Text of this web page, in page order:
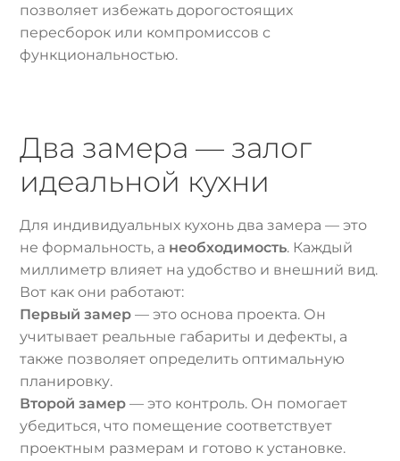
позволяет избежать дорогостоящих
пересборок или компромиссов с
функциональностью.
Два замера — залог
идеальной кухни
Для индивидуальных кухонь два замера — это
не формальность, а необходимость. Каждый
миллиметр влияет на удобство и внешний вид.
Вот как они работают:
Первый замер — это основа проекта. Он
учитывает реальные габариты и дефекты, а
также позволяет определить оптимальную
планировку.
Второй замер — это контроль. Он помогает
убедиться, что помещение соответствует
проектным размерам и готово к установке.